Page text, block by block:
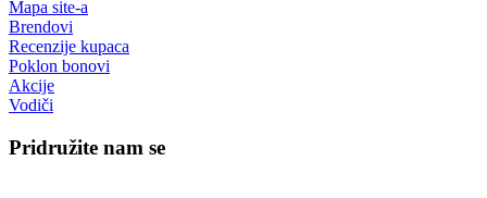
Mapa site-a
Brendovi
Recenzije kupaca
Poklon bonovi
Akcije
Vodiči
Pridružite nam se